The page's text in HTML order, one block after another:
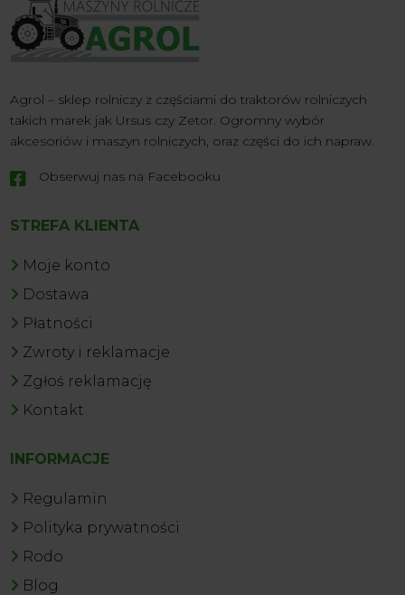
Agrol – sklep rolniczy z częściami do traktorów rolniczych
takich marek jak Ursus czy Zetor. Ogromny wybór
akcesoriów i maszyn rolniczych, oraz części do ich napraw.
 Obserwuj nas na Facebooku
STREFA KLIENTA
Moje konto
Dostawa
Płatności
Zwroty i reklamacje
Zgłoś reklamację
Kontakt
INFORMACJE
Regulamin
Polityka prywatności
Rodo
Blog